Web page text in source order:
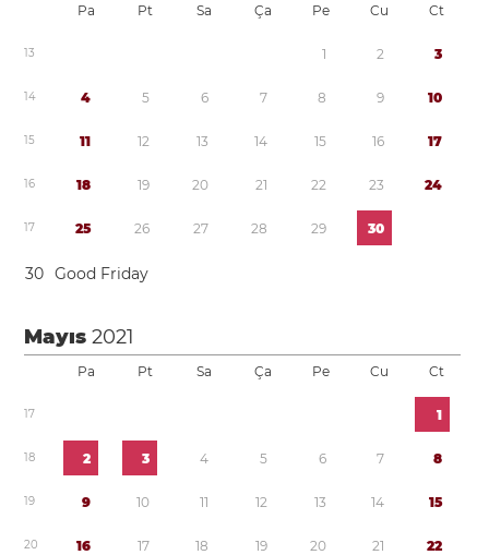
Pa Pt Sa Ça Pe Cu Ct
13 1 2 3
14 4 5 6 7 8 9 10
15 11 12 13 14 15 16 17
16 18 19 20 21 22 23 24
17 25 26 27 28 29 30
30 Good Friday
Mayıs2021
Pa Pt Sa Ça Pe Cu Ct
17 1
18 2 3 4 5 6 7 8
19 9 10 11 12 13 14 15
20 16 17 18 19 20 21 22